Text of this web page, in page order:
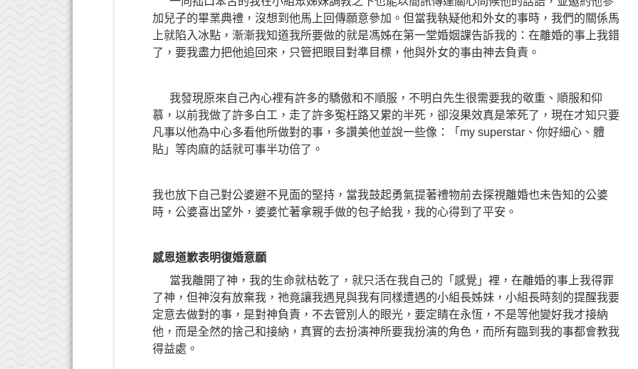
加兒子的畢業典禮，沒想到他馬上回傳願意參加。但當我執疑他和外女的事時，我們的關係馬
上就陷入冰點，漸漸我知道我所要做的就是馮姊在第一堂婚姻課告訴我的：在離婚的事上我錯
了，要我盡力把他追回來，只管把眼目對準目標，他與外女的事由神去負責。
我發現原來自己內心裡有許多的驕傲和不順服，不明白先生很需要我的敬重、順服和仰
慕，以前我做了許多白工，走了許多冤枉路又累的半死，卻沒果效真是笨死了，現在才知只要
凡事以他為中心多看他所做對的事，多讚美他並說一些像：「my superstar、你好細心、體
貼」等肉麻的話就可事半功倍了。
我也放下自己對公婆避不見面的堅持，當我鼓起勇氣提著禮物前去探視離婚也未告知的公婆
時，公婆喜出望外，婆婆忙著拿親手做的包子給我，我的心得到了平安。
感恩道歉表明復婚意願
當我離開了神，我的生命就枯乾了，就只活在我自己的「感覺」裡，在離婚的事上我得罪
了神，但神沒有放棄我，祂竟讓我遇見與我有同樣遭遇的小組長姊妹，小組長時刻的提醒我要
定意去做對的事，是對神負責，不去管別人的眼光，要定睛在永恆，不是等他變好我才接納
他，而是全然的捨己和接納，真實的去扮演神所要我扮演的角色，而所有臨到我的事都會教我
得益處。